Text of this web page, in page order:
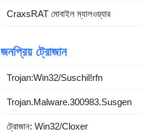
CraxsRAT মোবাইল ম্যালওয়্যার
জনপ্রিয় ট্রোজান
Trojan:Win32/Suschil!rfn
Trojan.Malware.300983.Susgen
ট্রোজান: Win32/Cloxer